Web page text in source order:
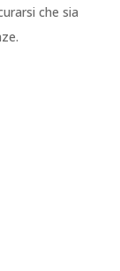
che sia